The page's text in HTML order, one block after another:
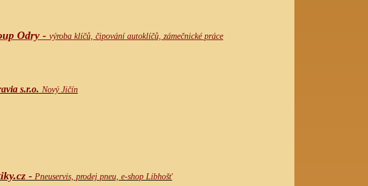
Odry - výroba klíčů, čipování autoklíčů, zámečnické práce
s.r.o. Nový Jičín
- Pneuservis, prodej pneu, e-shop Libhošť